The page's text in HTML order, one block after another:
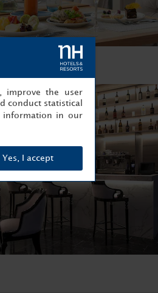
improve the user
conduct statistical
in our
Yes, I accept